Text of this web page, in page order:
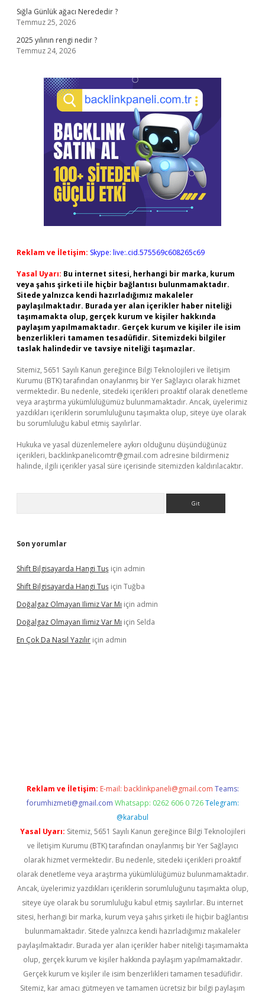
Sığla Günlük ağacı Nerededir ?
Temmuz 25, 2026
2025 yılının rengi nedir ?
Temmuz 24, 2026
Reklam ve İletişim: Skype: live:.cid.575569c608265c69
Yasal Uyarı: Bu internet sitesi, herhangi bir marka, kurum
veya şahıs şirketi ile hiçbir bağlantısı bulunmamaktadır.
Sitede yalnızca kendi hazırladığımız makaleler
paylaşılmaktadır. Burada yer alan içerikler haber niteliği
taşımamakta olup, gerçek kurum ve kişiler hakkında
paylaşım yapılmamaktadır. Gerçek kurum ve kişiler ile isim
benzerlikleri tamamen tesadüfidir. Sitemizdeki bilgiler
taslak halindedir ve tavsiye niteliği taşımazlar.
Sitemiz, 5651 Sayılı Kanun gereğince Bilgi Teknolojileri ve İletişim
Kurumu (BTK) tarafından onaylanmış bir Yer Sağlayıcı olarak hizmet
vermektedir. Bu nedenle, sitedeki içerikleri proaktif olarak denetleme
veya araştırma yükümlülüğümüz bulunmamaktadır. Ancak, üyelerimiz
yazdıkları içeriklerin sorumluluğunu taşımakta olup, siteye üye olarak
bu sorumluluğu kabul etmiş sayılırlar.
Hukuka ve yasal düzenlemelere aykırı olduğunu düşündüğünüz
içerikleri, backlinkpanelicomtr@gmail.com adresine bildirmeniz
halinde, ilgili içerikler yasal süre içerisinde sitemizden kaldırılacaktır.
Son yorumlar
Shift Bilgisayarda Hangi Tuş için admin
Shift Bilgisayarda Hangi Tuş için Tuğba
Doğalgaz Olmayan Ilimiz Var Mı için admin
Doğalgaz Olmayan Ilimiz Var Mı için Selda
En Çok Da Nasıl Yazılır için admin
Reklam ve İletişim: E-mail: backlinkpaneli@gmail.com Teams:
forumhizmeti@gmail.com Whatsapp: 0262 606 0 726 Telegram:
@karabul
Yasal Uyarı: Sitemiz, 5651 Sayılı Kanun gereğince Bilgi Teknolojileri
ve İletişim Kurumu (BTK) tarafından onaylanmış bir Yer Sağlayıcı
olarak hizmet vermektedir. Bu nedenle, sitedeki içerikleri proaktif
olarak denetleme veya araştırma yükümlülüğümüz bulunmamaktadır.
Ancak, üyelerimiz yazdıkları içeriklerin sorumluluğunu taşımakta olup,
siteye üye olarak bu sorumluluğu kabul etmiş sayılırlar. Bu internet
sitesi, herhangi bir marka, kurum veya şahıs şirketi ile hiçbir bağlantısı
bulunmamaktadır. Sitede yalnızca kendi hazırladığımız makaleler
paylaşılmaktadır. Burada yer alan içerikler haber niteliği taşımamakta
olup, gerçek kurum ve kişiler hakkında paylaşım yapılmamaktadır.
Gerçek kurum ve kişiler ile isim benzerlikleri tamamen tesadüfidir.
Sitemiz, kar amacı gütmeyen ve tamamen ücretsiz bir bilgi paylaşım